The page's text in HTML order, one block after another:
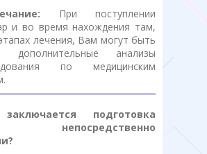
При поступлении
и во время нахождения там,
лечения, Вам могут быть
дополнительные анализы
по медицинским
подготовка
непосредственно